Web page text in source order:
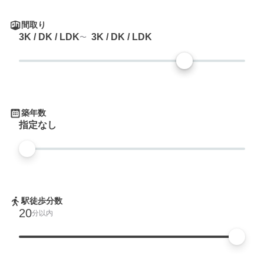
間取り
3K / DK / LDK 3K / DK / LDK
築年数
指定なし
駅徒歩分数
20分以内